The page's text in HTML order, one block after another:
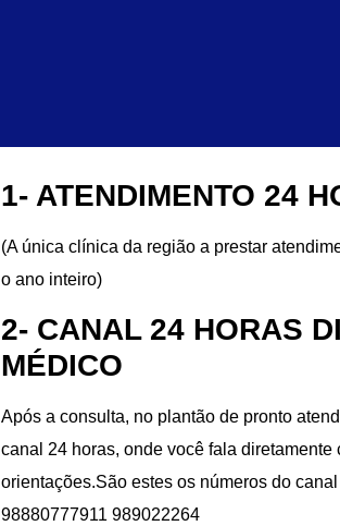
1- ATENDIMENTO 24
(A única clínica da região a prestar
o ano inteiro)
2- CANAL 24 HORAS
MÉDICO
Após a consulta, no plantão de pronto
canal 24 horas, onde você fala
orientações.São estes os números do
98880777911 989022264